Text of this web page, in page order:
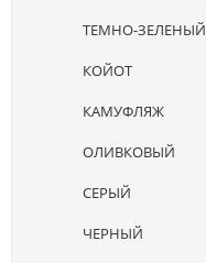
ТЕМНО-ЗЕЛЕНЫЙ
КОЙОТ
КАМУФЛЯЖ
ОЛИВКОВЫЙ
СЕРЫЙ
ЧЕРНЫЙ